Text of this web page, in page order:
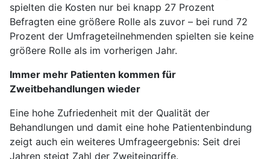
spielten die Kosten nur bei knapp 27 Prozent
Befragten eine größere Rolle als zuvor – bei rund 72
Prozent der Umfrageteilnehmenden spielten sie keine
größere Rolle als im vorherigen Jahr.
Immer mehr Patienten kommen für
Zweitbehandlungen wieder
Eine hohe Zufriedenheit mit der Qualität der
Behandlungen und damit eine hohe Patientenbindung
zeigt auch ein weiteres Umfrageergebnis: Seit drei
Jahren steigt Zahl der Zweiteingriffe.